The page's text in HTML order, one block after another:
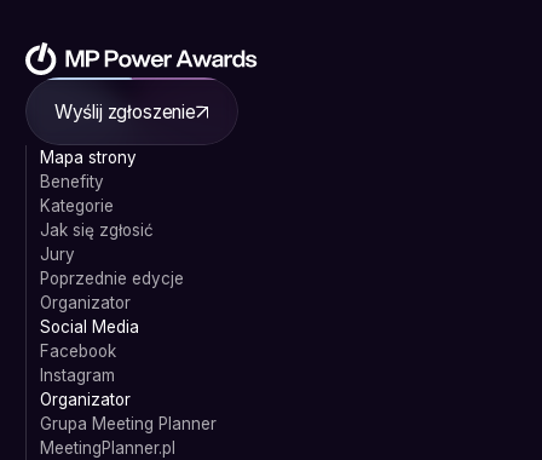
Wyślij zgłoszenie
Mapa strony
Benefity
Kategorie
Jak się zgłosić
Jury
Poprzednie edycje
Organizator
Social Media
Facebook
Instagram
Organizator
Grupa Meeting Planner
MeetingPlanner.pl